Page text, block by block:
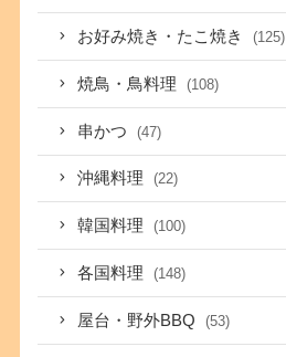
お好み焼き・たこ焼き (125)
焼鳥・鳥料理 (108)
串かつ (47)
沖縄料理 (22)
韓国料理 (100)
各国料理 (148)
屋台・野外BBQ (53)